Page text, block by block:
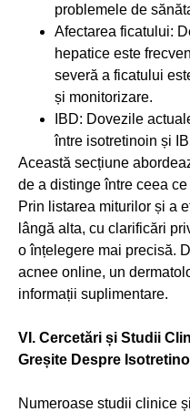
problemele de
Afectarea ficatului:
hepatice este
severă a ficatului
și monitorizare.
IBD: Dovezile
între isotretinoin și
Această secțiune
de a distinge între ceea
Prin listarea miturilor și a
lângă alta, cu clarificări
o înțelegere mai precisă.
acnee online, un
informații suplimentare.
VI. Cercetări și Studii
Greșite Despre
Numeroase studii clinice